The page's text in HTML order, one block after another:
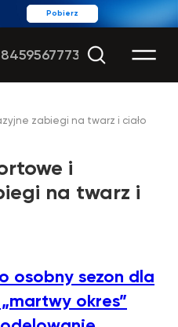
Pobierz
zabiegi na twarz i ciało
i
na twarz i
osobny sezon dla
okres”